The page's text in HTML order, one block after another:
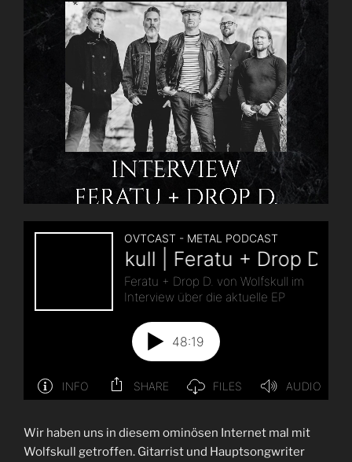
Wir haben uns in diesem ominösen Internet mal mit
Wolfskull getroffen. Gitarrist und Hauptsongwriter